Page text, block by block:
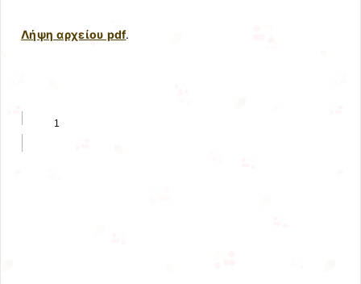
Λήψη αρχείου pdf.